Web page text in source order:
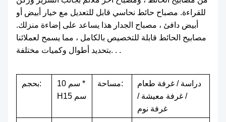
للقراءة. مصباح حائط نحاسي قابل للتعديل مع خيار أبيض أو
أبيض دافئ ، مصباح الجدار هذا يساعد على إضاءة منزلك.
مصابيح الحائط قابلة للتخصيص بالكامل ، مما يسمح لعملائنا
بتحديد أطوال وكميات مختلفة. . .
بحجم:
10 سم *
H15 سم
مساحة:
دراسة / غرفة طعام
/ غرفة معيشة /
غرفة نوم